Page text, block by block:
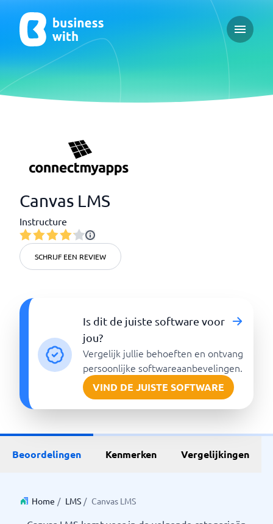
Open
Canvas LMS
Instructure
SCHRIJF EEN REVIEW
Is dit de juiste software voor
jou?
Vergelijk jullie behoeften en ontvang
persoonlijke softwareaanbevelingen.
VIND DE JUISTE SOFTWARE
Beoordelingen Kenmerken Vergelijkingen
Home / LMS / Canvas LMS